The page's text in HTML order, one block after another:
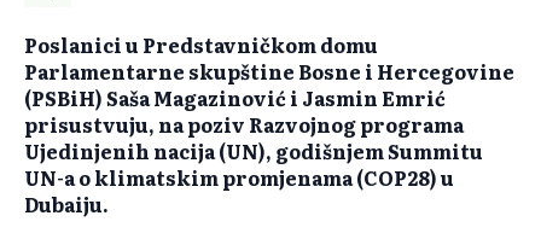
Poslanici u Predstavničkom domu
Parlamentarne skupštine Bosne i Hercegovine
(PSBiH) Saša Magazinović i Jasmin Emrić
prisustvuju, na poziv Razvojnog programa
Ujedinjenih nacija (UN), godišnjem Summitu
UN-a o klimatskim promjenama (COP28) u
Dubaiju.